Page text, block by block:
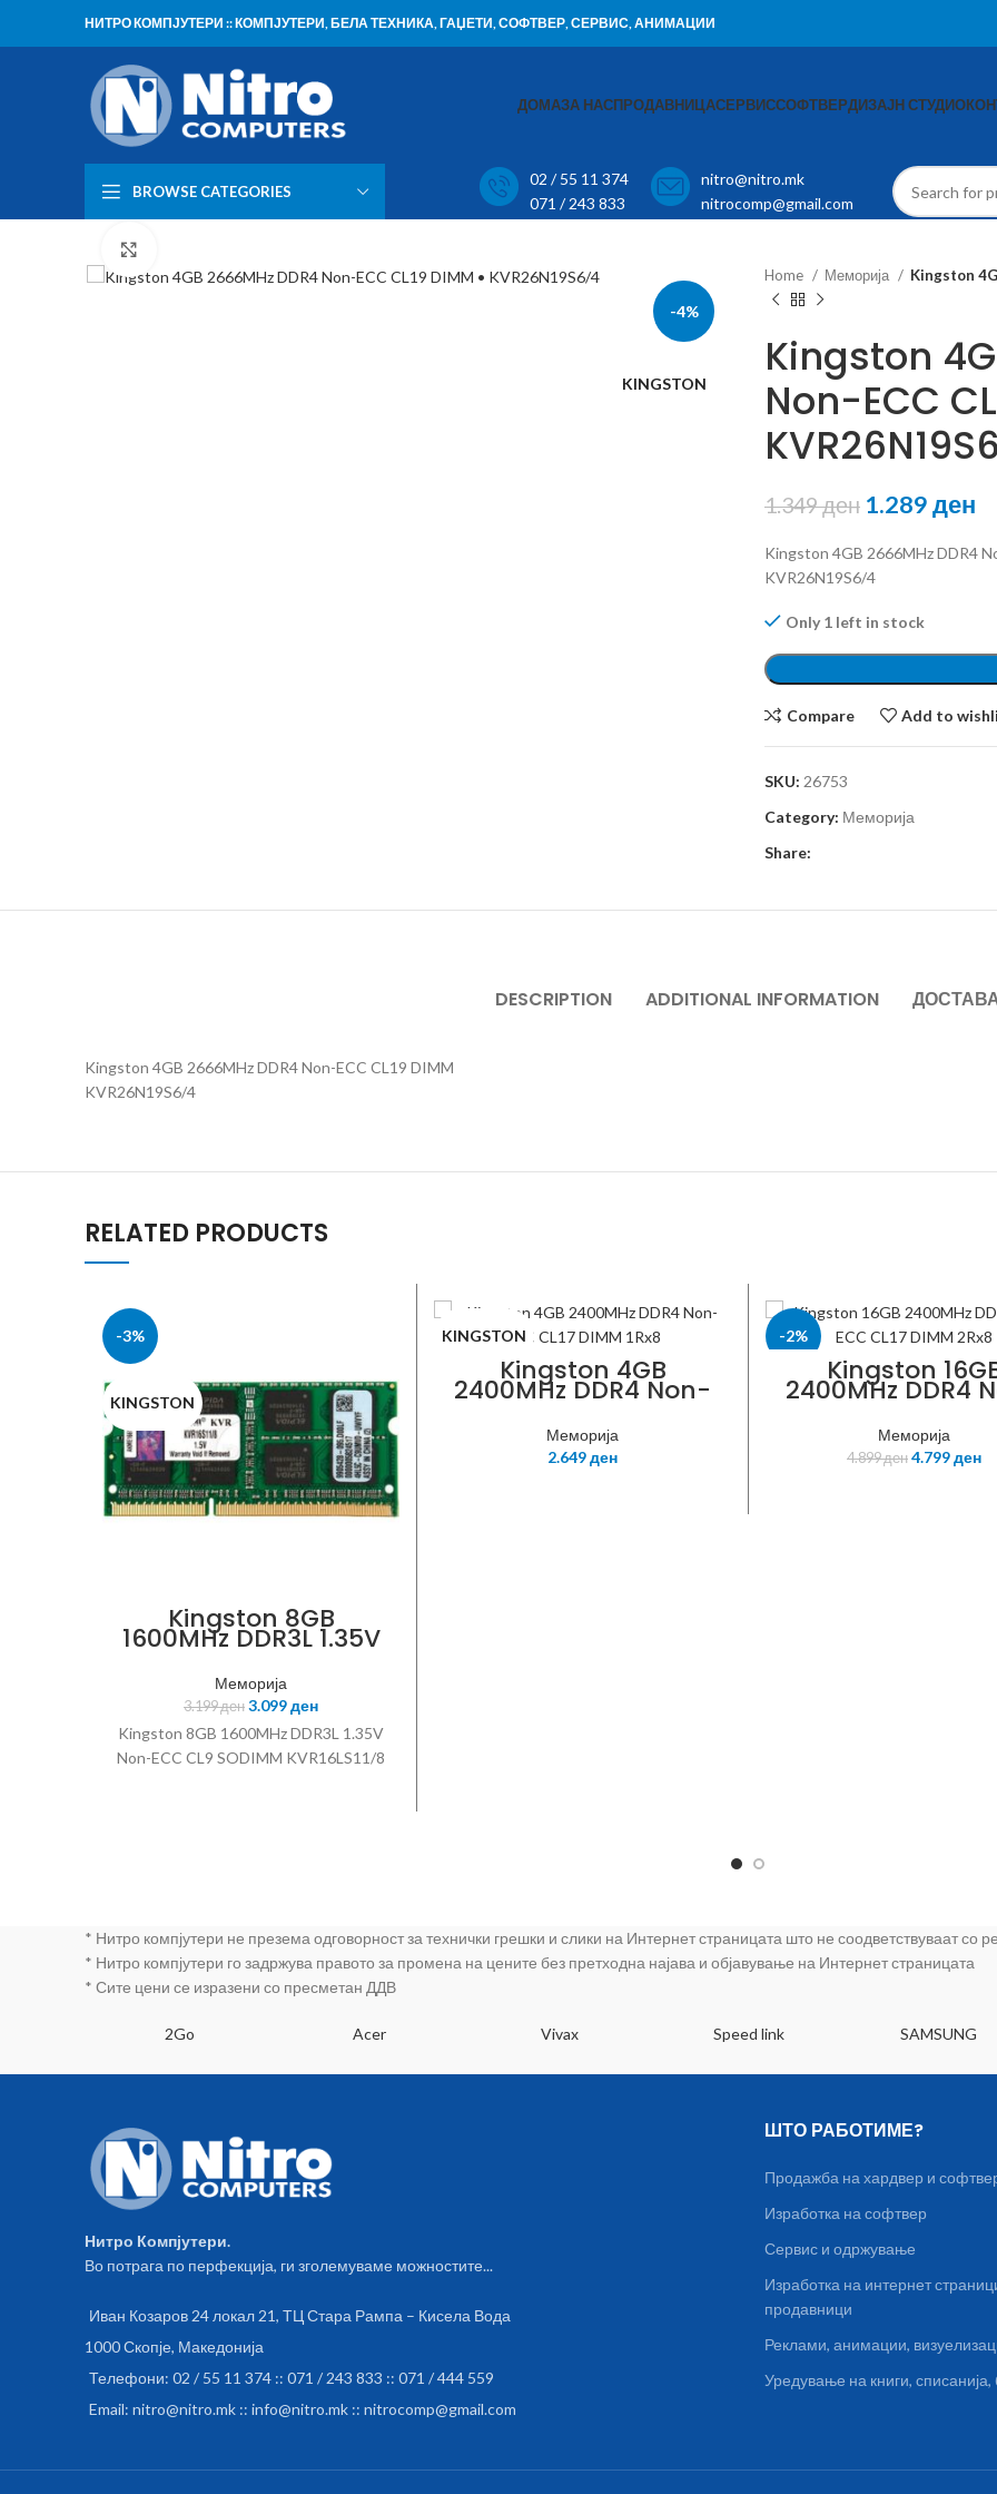
НИТРО КОМПЈУТЕРИ :: КОМПЈУТЕРИ, БЕЛА ТЕХНИКА, ГАЏЕТИ, СОФТВЕР, СЕРВИС, АНИМАЦИИ
ДОМАЗА НАСПРОДАВНИЦАСЕРВИССОФТВЕРДИЗАЈН СТУДИО
BROWSE CATEGORIES
02 / 55 11 374
071 / 243 833
nitro@nitro.mk
nitrocomp@gmail.com
-4%
KINGSTON
Home
Меморија Kingston
Kingston
Non-ECC
1.349ден 1.289ден
Kingston 4GB 2666MHz DDR4
KVR26N19S6/4
Only 1 left in stock
Compare Add to
SKU: 26753
Category: Меморија
Share:
DESCRIPTION ADDITIONAL INFORMATION
Kingston 4GB 2666MHz DDR4 Non-ECC CL19 DIMM
KVR26N19S6/4
RELATED PRODUCTS
-3%
KINGSTON
Kingston 8GB
1600MHz DDR3L 1.35V
Non-ECC CL9
SODIMM KVR16LS11/8
Меморија
3.199ден 3.099ден
Kingston 8GB 1600MHz DDR3L 1.35V
Non-ECC CL9 SODIMM KVR16LS11/8
KINGSTON
Kingston 4GB
2400MHz DDR4 Non-
ECC CL17 DIMM 1Rx8,
KVR24N17S6/4
Меморија
2.649ден
-2%
KINGSTON
Kingston
2400MHz DDR4
ECC CL17 DIMM
KVR24N17D8/16
Меморија
4.899ден 4.799ден
* Нитро компјутери не презема одговорност за технички грешки и слики на Интернет страницата што не соодветствуваат со
* Нитро компјутери го задржува правото за промена на цените без претходна најава и објавување на Интернет страницата
* Сите цени се изразени со пресметан ДДВ
2Go Acer Vivax Speed link SAMSUNG
Нитро Компјутери.
Во потрага по перфекција, ги зголемуваме можностите...
Иван Козаров 24 локал 21, ТЦ Стара Рампа – Кисела Вода
1000 Скопје, Македонија
Телефони: 02 / 55 11 374 :: 071 / 243 833 :: 071 / 444 559
Email: nitro@nitro.mk :: info@nitro.mk :: nitrocomp@gmail.com
ШТО РАБОТИМЕ?
Продажба на хардвер и
Изработка на софтвер
Сервис и одржување
Изработка на интернет
продавници
Реклами, анимации,
Уредување на книги,